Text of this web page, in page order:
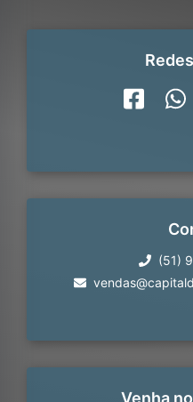
(51)
Venha